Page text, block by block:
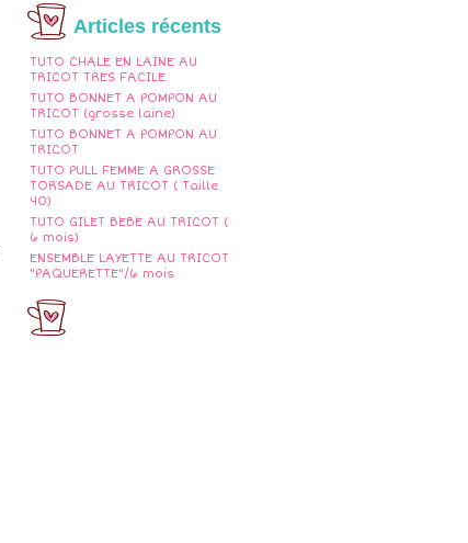
Articles récents
TUTO CHALE EN LAINE AU
TRICOT TRES FACILE
TUTO BONNET A POMPON AU
TRICOT (grosse laine)
TUTO BONNET A POMPON AU
TRICOT
TUTO PULL FEMME A GROSSE
TORSADE AU TRICOT ( Taille
40)
TUTO GILET BEBE AU TRICOT (
6 mois)
ENSEMBLE LAYETTE AU TRICOT
"PAQUERETTE"/6 mois